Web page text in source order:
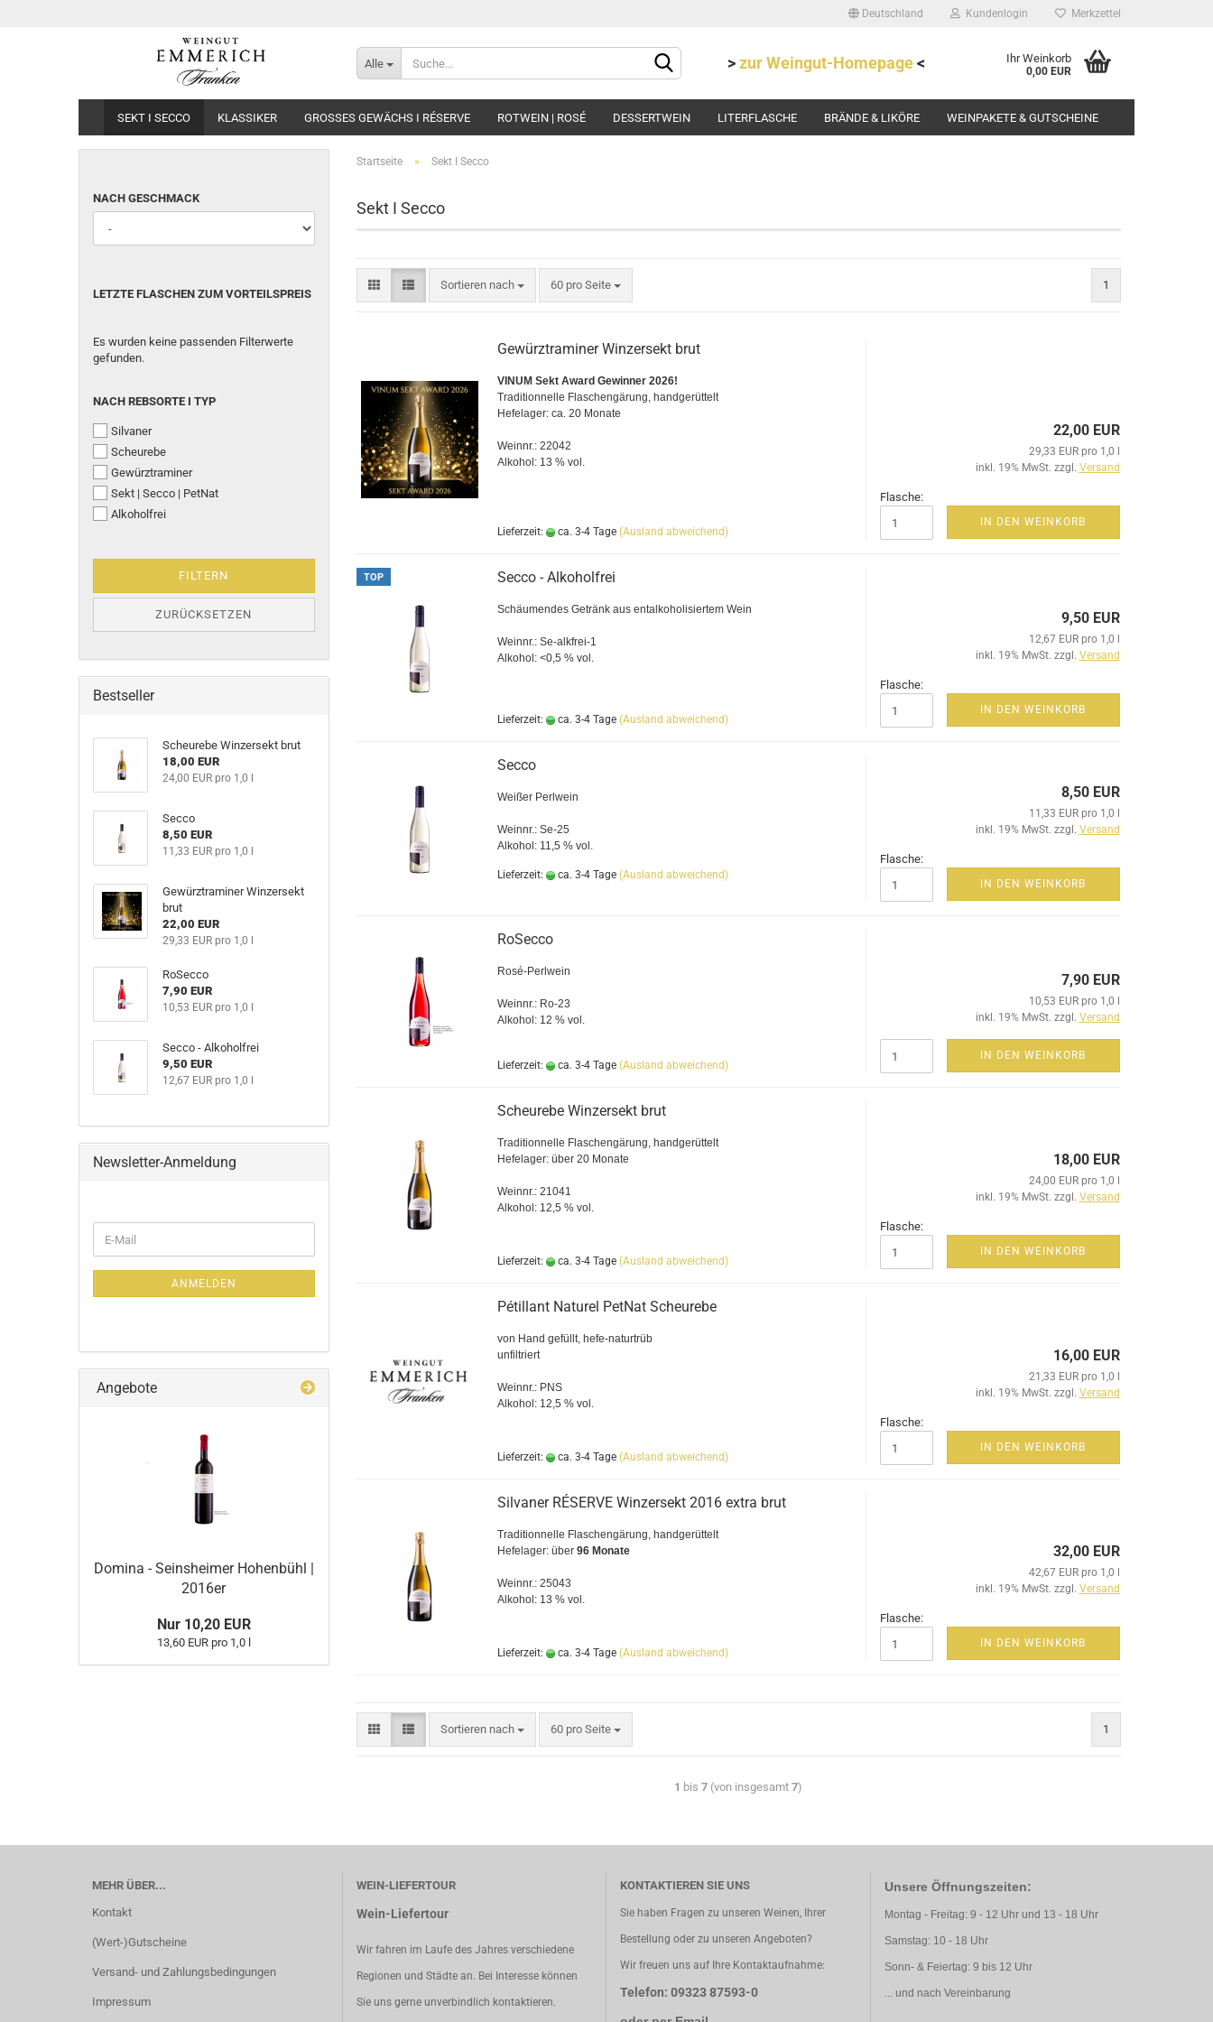
Deutschland
Lieferland
Kundenlogin
Konto erstellen
Merkzettel
Alle >zur Weingut-Homepage< Ihr Weinkorb
0,00 EUR
SEKT I SECCO KLASSIKER GROSSES GEWÄCHS I RÉSERVE ROTWEIN | ROSÉ DESSERTWEIN LITERFLASCHE BRÄNDE & LIKÖRE WEINPAKETE & GUTSCHEINE
Startseite » Sekt I Secco
Sekt I Secco
Sortieren nach 60 pro Seite 1
Gewürztraminer Winzersekt brut
VINUM Sekt Award Gewinner 2026!
Traditionnelle Flaschengärung, handgerüttelt
Hefelager: ca. 20 Monate
Weinnr.: 22042
Alkohol: 13 % vol.
Lieferzeit: ca. 3-4 Tage (Ausland abweichend)
22,00 EUR
29,33 EUR pro 1,0 l
inkl. 19% MwSt. zzgl. Versand
Flasche:
IN DEN WEINKORB
TOP Secco - Alkoholfrei
Schäumendes Getränk aus entalkoholisiertem Wein
Weinnr.: Se-alkfrei-1
Alkohol: <0,5 % vol.
Lieferzeit: ca. 3-4 Tage (Ausland abweichend)
9,50 EUR
12,67 EUR pro 1,0 l
inkl. 19% MwSt. zzgl. Versand
Flasche:
IN DEN WEINKORB
Secco
Weißer Perlwein
Weinnr.: Se-25
Alkohol: 11,5 % vol.
Lieferzeit: ca. 3-4 Tage (Ausland abweichend)
8,50 EUR
11,33 EUR pro 1,0 l
inkl. 19% MwSt. zzgl. Versand
Flasche:
IN DEN WEINKORB
RoSecco
Rosé-Perlwein
Weinnr.: Ro-23
Alkohol: 12 % vol.
Lieferzeit: ca. 3-4 Tage (Ausland abweichend)
7,90 EUR
10,53 EUR pro 1,0 l
inkl. 19% MwSt. zzgl. Versand
IN DEN WEINKORB
Scheurebe Winzersekt brut
Traditionnelle Flaschengärung, handgerüttelt
Hefelager: über 20 Monate
Weinnr.: 21041
Alkohol: 12,5 % vol.
Lieferzeit: ca. 3-4 Tage (Ausland abweichend)
18,00 EUR
24,00 EUR pro 1,0 l
inkl. 19% MwSt. zzgl. Versand
Flasche:
IN DEN WEINKORB
Pétillant Naturel PetNat Scheurebe
von Hand gefüllt, hefe-naturtrüb
unfiltriert
Weinnr.: PNS
Alkohol: 12,5 % vol.
Lieferzeit: ca. 3-4 Tage (Ausland abweichend)
16,00 EUR
21,33 EUR pro 1,0 l
inkl. 19% MwSt. zzgl. Versand
Flasche:
IN DEN WEINKORB
Silvaner RÉSERVE Winzersekt 2016 extra brut
Traditionnelle Flaschengärung, handgerüttelt
Hefelager: über96 Monate
Weinnr.: 25043
Alkohol: 13 % vol.
Lieferzeit: ca. 3-4 Tage (Ausland abweichend)
32,00 EUR
42,67 EUR pro 1,0 l
inkl. 19% MwSt. zzgl. Versand
Flasche:
IN DEN WEINKORB
Sortieren nach 60 pro Seite 1
1 bis7 (von insgesamt7)
NACH GESCHMACK
LETZTE FLASCHEN ZUM VORTEILSPREIS
Es wurden keine passenden Filterwerte
gefunden.
NACH REBSORTE I TYP
Silvaner
Scheurebe
Gewürztraminer
Sekt | Secco | PetNat
Alkoholfrei
FILTERN
ZURÜCKSETZEN
Bestseller
Scheurebe Winzersekt brut
18,00 EUR
24,00 EUR pro 1,0 l
Secco
8,50 EUR
11,33 EUR pro 1,0 l
Gewürztraminer Winzersekt
brut
22,00 EUR
29,33 EUR pro 1,0 l
RoSecco
7,90 EUR
10,53 EUR pro 1,0 l
Secco - Alkoholfrei
9,50 EUR
12,67 EUR pro 1,0 l
Newsletter-Anmeldung
ANMELDEN
Angebote
Domina - Seinsheimer Hohenbühl |
2016er
Nur 10,20 EUR
13,60 EUR pro 1,0 l
MEHR ÜBER...
Kontakt
(Wert-)Gutscheine
Versand- und Zahlungsbedingungen
Impressum
WEIN-LIEFERTOUR
Wein-Liefertour
Wir fahren im Laufe des Jahres verschiedene
Regionen und Städte an. Bei Interesse können
Sie uns gerne unverbindlich kontaktieren.
KONTAKTIEREN SIE UNS
Sie haben Fragen zu unseren Weinen, Ihrer
Bestellung oder zu unseren Angeboten?
Wir freuen uns auf Ihre Kontaktaufnahme:
Telefon: 09323 87593-0
Unsere Öffnungszeiten:
Montag - Freitag: 9 - 12 Uhr und 13 - 18 Uhr
Samstag: 10 - 18 Uhr
Sonn- & Feiertag: 9 bis 12 Uhr
... und nach Vereinbarung